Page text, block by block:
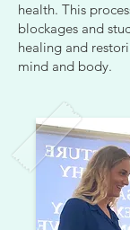
health. This
blockages and
healing and
mind and body.